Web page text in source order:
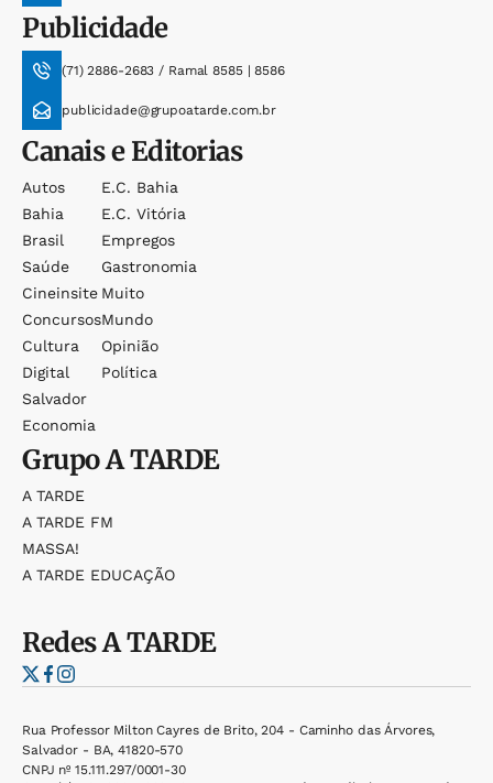
Publicidade
(71) 2886-2683 / Ramal 8585 | 8586
publicidade@grupoatarde.com.br
Canais e Editorias
Autos
Bahia
Brasil
Saúde
Cineinsite
Concursos
Cultura
Digital
Salvador
Economia
E.c. Bahia
E.c. Vitória
Empregos
Gastronomia
Muito
Mundo
Opinião
Política
GrupoA TARDE
A TARDE
A TARDE FM
MASSA!
A TARDE EDUCAÇÃO
RedesA TARDE
Rua Professor Milton Cayres de Brito, 204 - Caminho das Árvores,
Salvador - BA, 41820-570
CNPJ nº 15.111.297/0001-30